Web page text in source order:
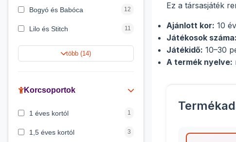
Bogyó és Babóca 12
Lilo és Stitch 11
Jégvarázs 9
Peppa malac
több (14)
Korcsoportok
1 éves kortól 1
1,5 éves kortól 3
Ez a társasjáték
Ajánlott kor: 10
Játékosok száma:
Játékidő: 10–30
A termék nyelve: